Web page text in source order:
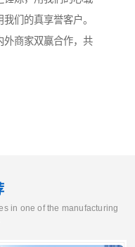
们的真享誉客户。
外商家双赢合作，共
in one of the manufacturing